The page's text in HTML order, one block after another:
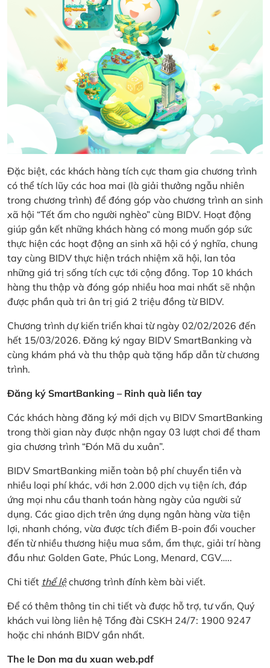
Đặc biệt, các khách hàng tích cực tham gia chương trình
có thể tích lũy các hoa mai (là giải thưởng ngẫu nhiên
trong chương trình) để đóng góp vào chương trình an sinh
xã hội “Tết ấm cho người nghèo” cùng BIDV. Hoạt động
giúp gắn kết những khách hàng có mong muốn góp sức
thực hiện các hoạt động an sinh xã hội có ý nghĩa, chung
tay cùng BIDV thực hiện trách nhiệm xã hội, lan tỏa
những giá trị sống tích cực tới cộng đồng. Top 10 khách
hàng thu thập và đóng góp nhiều hoa mai nhất sẽ nhận
được phần quà tri ân trị giá 2 triệu đồng từ BIDV.
Chương trình dự kiến triển khai từ ngày 02/02/2026 đến
hết 15/03/2026. Đăng ký ngay BIDV SmartBanking và
cùng khám phá và thu thập quà tặng hấp dẫn từ chương
trình.
Đăng ký SmartBanking – Rinh quà liền tay
Các khách hàng đăng ký mới dịch vụ BIDV SmartBanking
trong thời gian này được nhận ngay 03 lượt chơi để tham
gia chương trình “Đón Mã du xuân”.
BIDV SmartBanking miễn toàn bộ phí chuyển tiền và
nhiều loại phí khác, với hơn 2.000 dịch vụ tiện ích, đáp
ứng mọi nhu cầu thanh toán hàng ngày của người sử
dụng. Các giao dịch trên ứng dụng ngân hàng vừa tiện
lợi, nhanh chóng, vừa được tích điểm B-poin đổi voucher
đến từ nhiều thương hiệu mua sắm, ẩm thực, giải trí hàng
đầu như: Golden Gate, Phúc Long, Menard, CGV…..
Chi tiết thể lệchương trình đính kèm bài viết.
Để có thêm thông tin chi tiết và được hỗ trợ, tư vấn, Quý
khách vui lòng liên hệ Tổng đài CSKH 24/7: 1900 9247
hoặc chi nhánh BIDV gần nhất.
The le Don ma du xuan web.pdf